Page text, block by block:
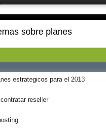
sobre planes
estrategicos para el 2013
reseller